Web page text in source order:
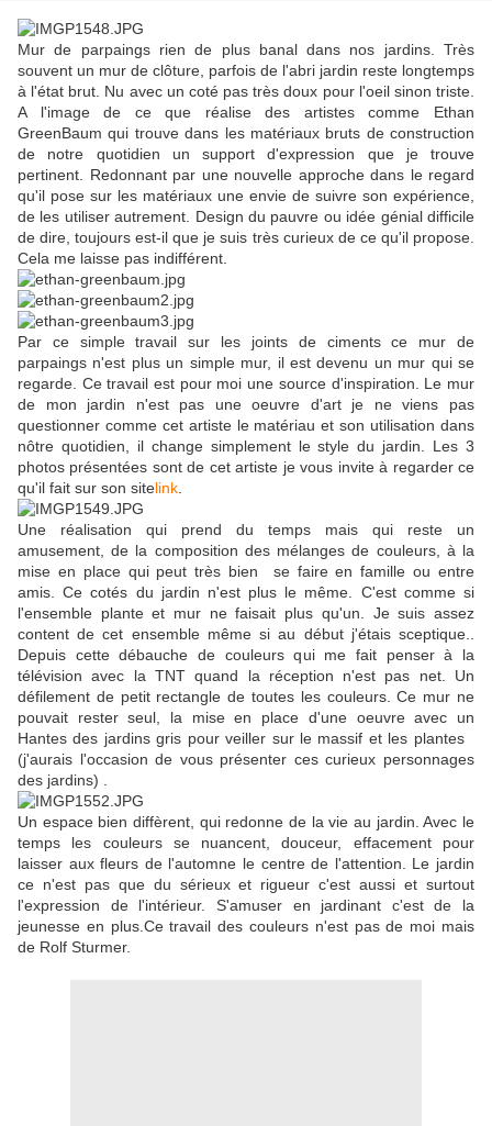
Mur de parpaings rien de plus banal dans nos jardins. Très
souvent un mur de clôture, parfois de l'abri jardin reste longtemps
à l'état brut. Nu avec un coté pas très doux pour l'oeil sinon triste.
A l'image de ce que réalise des artistes comme Ethan
GreenBaum qui trouve dans les matériaux bruts de construction
de notre quotidien un support d'expression que je trouve
pertinent. Redonnant par une nouvelle approche dans le regard
qu'il pose sur les matériaux une envie de suivre son expérience,
de les utiliser autrement. Design du pauvre ou idée génial difficile
de dire, toujours est-il que je suis très curieux de ce qu'il propose.
Cela me laisse pas indifférent.
Par ce simple travail sur les joints de ciments ce mur de
parpaings n'est plus un simple mur, il est devenu un mur qui se
regarde. Ce travail est pour moi une source d'inspiration. Le mur
de mon jardin n'est pas une oeuvre d'art je ne viens pas
questionner comme cet artiste le matériau et son utilisation dans
nôtre quotidien, il change simplement le style du jardin. Les 3
photos présentées sont de cet artiste je vous invite à regarder ce
qu'il fait sur son sitelink
Une réalisation qui prend du temps mais qui reste un
amusement, de la composition des mélanges de couleurs, à la
mise en place qui peut très bien se faire en famille ou entre
amis. Ce cotés du jardin n'est plus le même. C'est comme si
l'ensemble plante et mur ne faisait plus qu'un. Je suis assez
content de cet ensemble même si au début j'étais sceptique..
Depuis cette débauche de couleurs qui me fait penser à la
télévision avec la TNT quand la réception n'est pas net. Un
défilement de petit rectangle de toutes les couleurs. Ce mur ne
pouvait rester seul, la mise en place d'une oeuvre avec un
Hantes des jardins gris pour veiller sur le massif et les plantes
(j'aurais l'occasion de vous présenter ces curieux personnages
des jardins) .
Un espace bien diffèrent, qui redonne de la vie au jardin. Avec le
temps les couleurs se nuancent, douceur, effacement pour
laisser aux fleurs de l'automne le centre de l'attention. Le jardin
ce n'est pas que du sérieux et rigueur c'est aussi et surtout
l'expression de l'intérieur. S'amuser en jardinant c'est de la
jeunesse en plus.Ce travail des couleurs n'est pas de moi mais
de Rolf Sturmer.